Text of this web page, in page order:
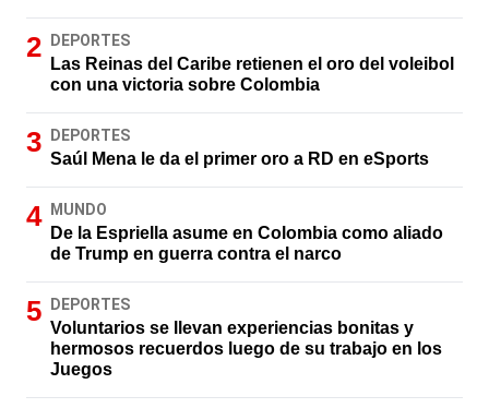
DEPORTES
Las Reinas del Caribe retienen el oro del voleibol
con una victoria sobre Colombia
DEPORTES
Saúl Mena le da el primer oro a RD en eSports
MUNDO
De la Espriella asume en Colombia como aliado
de Trump en guerra contra el narco
DEPORTES
Voluntarios se llevan experiencias bonitas y
hermosos recuerdos luego de su trabajo en los
Juegos